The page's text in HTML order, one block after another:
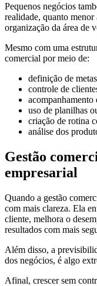
Pequenos negócios
realidade, quanto menor
organização da área de
Mesmo com uma
comercial por meio de:
definição de
controle de
acompanhamento
uso de planilhas
criação de rotina
análise dos
Gestão
empresarial
Quando a gestão
com mais clareza. Ela
cliente, melhora o
resultados com mais
Além disso, a
dos negócios, é algo
Afinal, crescer sem